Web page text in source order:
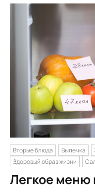
Вторые блюда Выпечка
Здоровый образ жизни
Легкое меню